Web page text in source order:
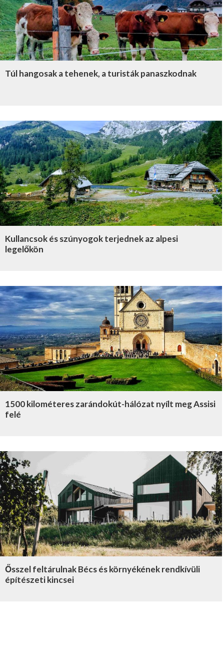
Túl hangosak a tehenek, a turisták panaszkodnak
Kullancsok és szúnyogok terjednek az alpesi
legelőkön
1500 kilométeres zarándokút-hálózat nyílt meg Assisi
felé
Ősszel feltárulnak Bécs és környékének rendkívüli
építészeti kincsei